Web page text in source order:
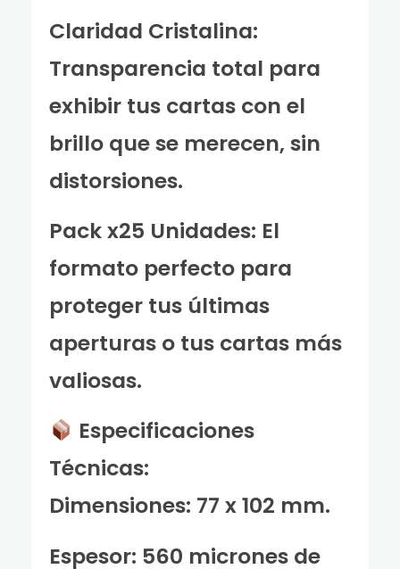
Claridad Cristalina:
Transparencia total para
exhibir tus cartas con el
brillo que se merecen, sin
distorsiones.
Pack x25 Unidades: El
formato perfecto para
proteger tus últimas
aperturas o tus cartas más
valiosas.
Especificaciones
Técnicas:
Dimensiones: 77 x 102 mm.
Espesor: 560 micrones de